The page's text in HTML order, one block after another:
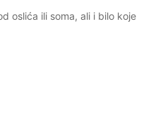
oslića ili soma, ali i bilo koje